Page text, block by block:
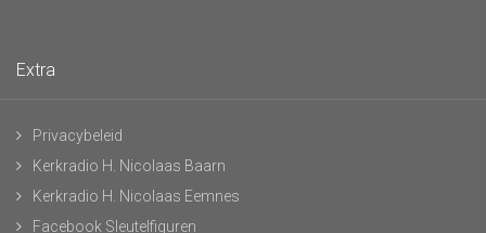
Extra
Privacybeleid
Kerkradio H. Nicolaas Baarn
Kerkradio H. Nicolaas Eemnes
Facebook Sleutelfiguren